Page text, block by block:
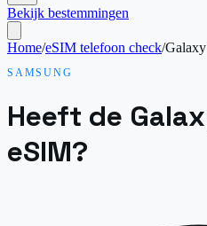
Bekijk bestemmingen
Home/eSIM telefoon check/
SAMSUNG
Heeft de
eSIM?